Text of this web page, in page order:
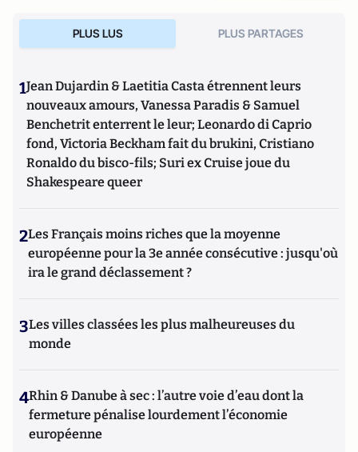
PLUS LUS PLUS PARTAGES
1Jean Dujardin & Laetitia Casta étrennent leurs
nouveaux amours, Vanessa Paradis & Samuel
Benchetrit enterrent le leur; Leonardo di Caprio
fond, Victoria Beckham fait du brukini, Cristiano
Ronaldo du bisco-fils; Suri ex Cruise joue du
Shakespeare queer
2Les Français moins riches que la moyenne
européenne pour la 3e année consécutive : jusqu'où
ira le grand déclassement ?
3Les villes classées les plus malheureuses du
monde
4Rhin & Danube à sec : l’autre voie d’eau dont la
fermeture pénalise lourdement l’économie
européenne